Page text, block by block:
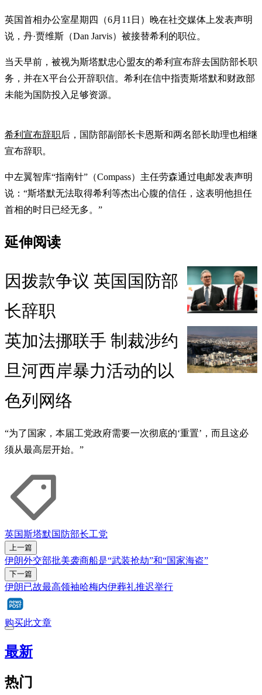
英国首相办公室星期四（6月11日）晚在社交媒体上发表声明
说，丹·贾维斯（Dan Jarvis）被接替希利的职位。
当天早前，被视为斯塔默忠心盟友的希利宣布辞去国防部长职
务，并在X平台公开辞职信。希利在信中指责斯塔默和财政部
未能为国防投入足够资源。
希利宣布辞职后，国防部副部长卡恩斯和两名部长助理也相继
宣布辞职。
中左翼智库“指南针”（Compass）主任劳森通过电邮发表声明
说：“斯塔默无法取得希利等杰出心腹的信任，这表明他担任
首相的时日已经无多。”
延伸阅读
因拨款争议 英国国防部
长辞职
英加法挪联手 制裁涉约
旦河西岸暴力活动的以
色列网络
“为了国家，本届工党政府需要一次彻底的‘重置’，而且这必
须从最高层开始。”
英国斯塔默国防部长工党
上一篇
伊朗外交部批美袭商船是“武装抢劫”和“国家海盗”
下一篇
伊朗已故最高领袖哈梅内伊葬礼推迟举行
购买此文章
最新
热门